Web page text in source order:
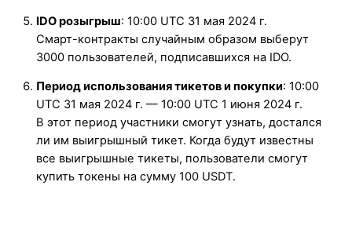
IDO розыгрыш: 10:00 UTC 31 мая 2024 г.
Смарт-контракты случайным образом выберут
3000 пользователей, подписавшихся на IDO.
Период использования тикетов и покупки: 10:00
UTC 31 мая 2024 г. — 10:00 UTC 1 июня 2024 г.
В этот период участники смогут узнать, достался
ли им выигрышный тикет. Когда будут известны
все выигрышные тикеты, пользователи смогут
купить токены на сумму 100 USDT.